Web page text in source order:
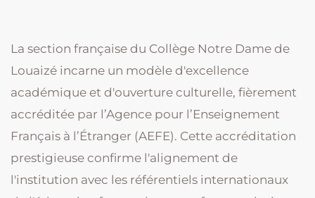
La section française du Collège Notre Dame de
Louaizé incarne un modèle d'excellence
académique et d'ouverture culturelle, fièrement
accréditée par l’Agence pour l’Enseignement
Français à l’Étranger (AEFE). Cette accréditation
prestigieuse confirme l'alignement de
l'institution avec les référentiels internationaux